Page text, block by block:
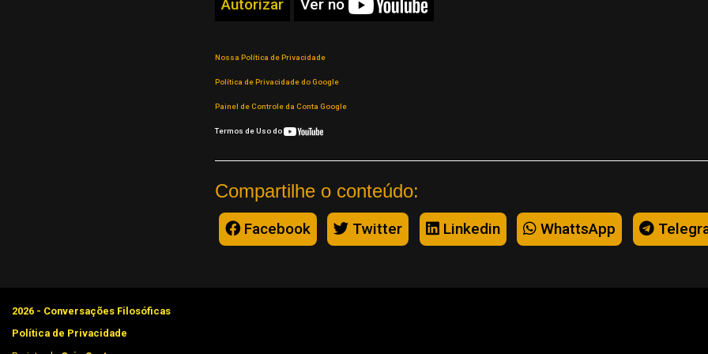
Autorizar Ver no
Nossa Política de Privacidade
Política de Privacidade do Google
Painel de Controle da Conta Google
Termos de Uso do
Compartilhe o conteúdo:
Facebook Twitter Linkedin WhattsApp
2026 - Conversações Filosóficas
Política de Privacidade